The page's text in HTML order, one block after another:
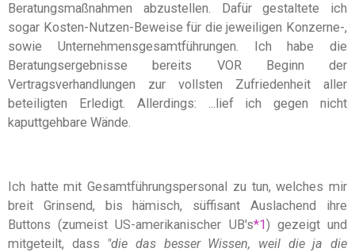
Beratungsmaßnahmen abzustellen. Dafür gestaltete ich
sogar Kosten-Nutzen-Beweise für die jeweiligen Konzerne-,
sowie Unternehmensgesamtführungen. Ich habe die
Beratungsergebnisse bereits VOR Beginn der
Vertragsverhandlungen zur vollsten Zufriedenheit aller
beteiligten Erledigt. Allerdings: ... lief ich gegen nicht
kaputtgehbare Wände.
Ich hatte mit Gesamtführungspersonal zu tun, welches mir
breit Grinsend, bis hämisch, süffisant Auslachend ihre
Buttons (zumeist US-amerikanischer UB's*1) gezeigt und
mitgeteilt, dass "die das besser Wissen, weil die ja die